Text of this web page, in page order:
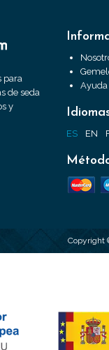
para
de seda
y
Ayuda
ES EN
Copyright